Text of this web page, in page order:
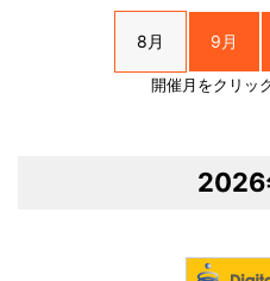
8月 9月
開催月をクリッ
2026